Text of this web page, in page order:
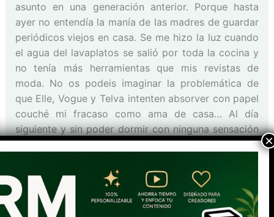
asunto en una generación anterior. Porque hasta
ayer no entendía la manía de las madres de guardar
periódicos viejos en casa. Se me hizo la luz cuando
el agua del lavaplatos se salió por toda la cocina y
no tenía más herramientas que mis revistas de
moda. No os podeis imaginar la problemática de
que Elle, Vogue y Telva intenten absorver con papel
couché mi fracaso como ama de casa… Al día
siguiente y sin poder dormir con ninguna sensación
de «todo bajo control», arranqué literalmente del
baldosas tengo la entrevista a Anne Igartiburu y lo
último en complementos big size para este
invierno…